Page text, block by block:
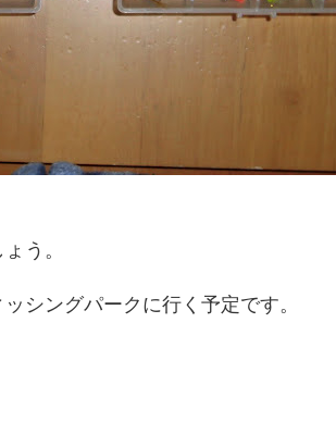
う。
シングパークに行く予定です。